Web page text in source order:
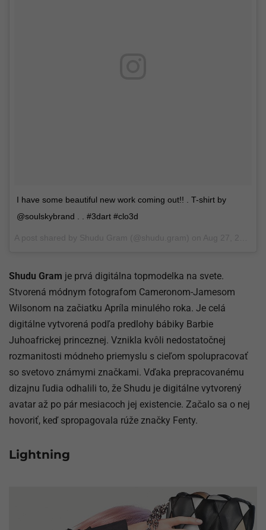
I have some beautiful new work coming out!! . T-shirt by
@soulskybrand . . #3dart #clo3d
Shudu Gram je prvá digitálna topmodelka na svete.
Stvorená módnym fotografom Cameronom-Jamesom
Wilsonom na začiatku Apríla minulého roka. Je celá
digitálne vytvorená podľa predlohy bábiky Barbie
Juhoafrickej princeznej. Vznikla kvôli nedostatočnej
rozmanitosti módneho priemyslu s cieľom spolupracovať
so svetovo známymi značkami. Vďaka prepracovanému
dizajnu ľudia odhalili to, že Shudu je digitálne vytvorený
avatar až po pár mesiacoch jej existencie. Začalo sa o nej
hovoriť, keď spropagovala rúže značky Fenty.
Lightning